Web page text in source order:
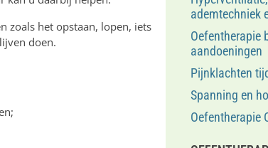
zoals het opstaan, lopen, iets
doen.
ademtechniek
Oefentherapie
aandoeningen
Pijnklachten
Spanning en
Oefentherapie